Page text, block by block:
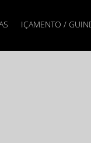
IÇAMENTO /